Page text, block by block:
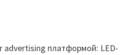
advertising платформой: LED-